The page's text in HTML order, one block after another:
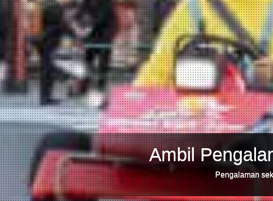
Ambil
Pengalaman